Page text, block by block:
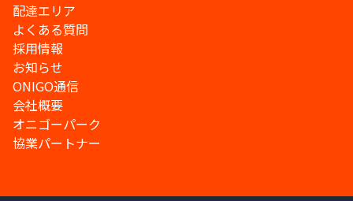
配達エリア
よくある質問
採用情報
お知らせ
ONIGO通信
会社概要
オニゴーパーク
協業パートナー